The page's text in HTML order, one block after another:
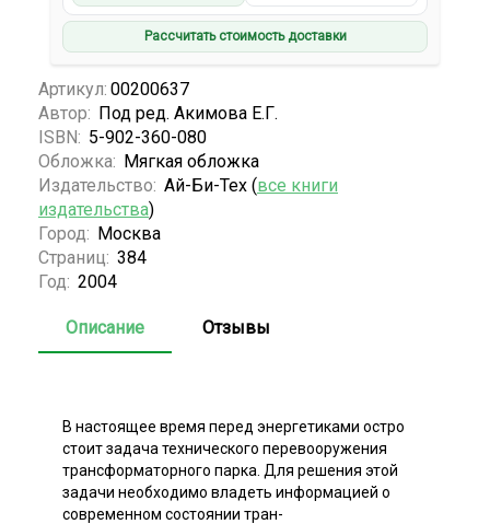
Рассчитать стоимость доставки
Артикул: 00200637
Автор: Под ред. Акимова Е.Г.
ISBN: 5-902-360-080
Обложка: Мягкая обложка
Издательство: Ай-Би-Тех (все книги
издательства)
Город: Москва
Страниц: 384
Год: 2004
Описание Отзывы
В настоящее время перед энергетиками остро
стоит задача технического перевооружения
трансформаторного парка. Для решения этой
задачи необходимо владеть информацией о
современном состоянии тран-